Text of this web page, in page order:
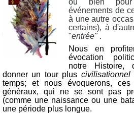
ou bien
événements de
à une autre
certains), à
"entrée" .
Nous en
évocation
notre
donner un tour plus civilisationnel
temps; et nous évoquerons,
généraux, qui ne se sont pas
(comme une naissance ou une
une période plus longue.